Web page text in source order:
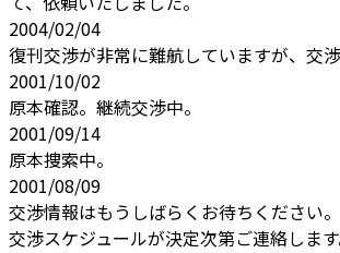
2004/02/04
復刊交渉が非常に難航していますが、交渉
2001/10/02
原本確認。継続交渉中。
2001/09/14
原本捜索中。
2001/08/09
交渉情報はもうしばらくお待ちください。
交渉スケジュールが決定次第ご連絡します